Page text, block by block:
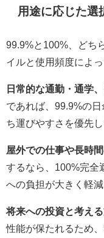
用途に応じた選
99.9%と100%、どち
イルと使用頻度によっ
日常的な通勤・通学
であれば、99.9%の
ち運びやすさを優先
屋外での仕事や長時
するなら、100%完全
への負担が大きく軽減
将来への投資と考え
性能が保たれるため